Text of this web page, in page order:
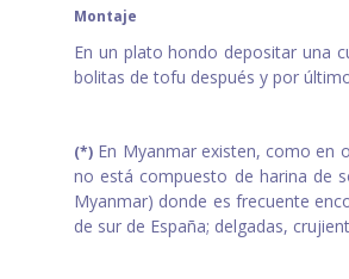
Montaje
En un plato hondo depositar una
bolitas de tofu después y por
(*) En Myanmar existen, como en
no está compuesto de harina de
Myanmar) donde es frecuente
de sur de España; delgadas,